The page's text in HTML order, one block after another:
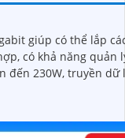
giúp có thể lắp
có khả năng quản
đến 230W, truyền dữ